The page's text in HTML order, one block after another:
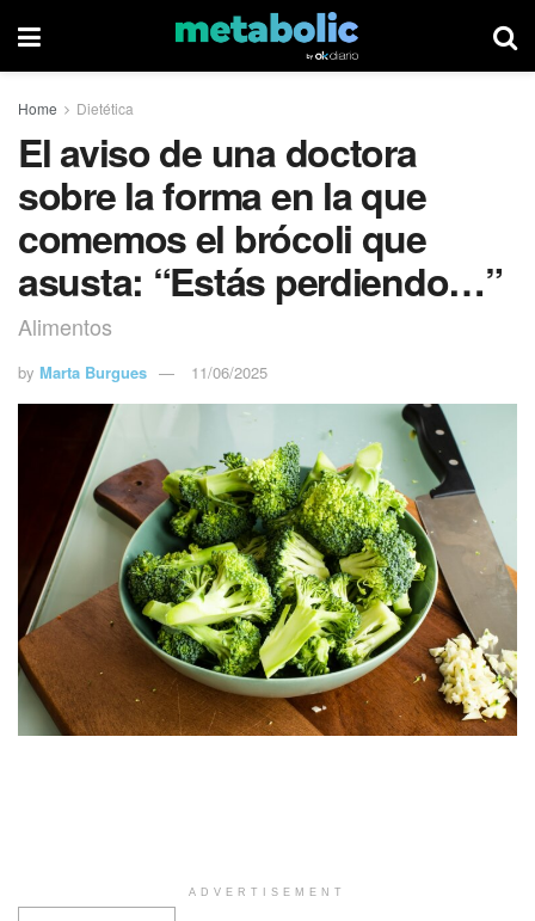
Home Dietética
El aviso de una doctora
sobre la forma en la que
comemos el brócoli que
asusta: “Estás perdiendo…”
Alimentos
by Marta Burgues 11/06/2025
ADVERTISEMENT